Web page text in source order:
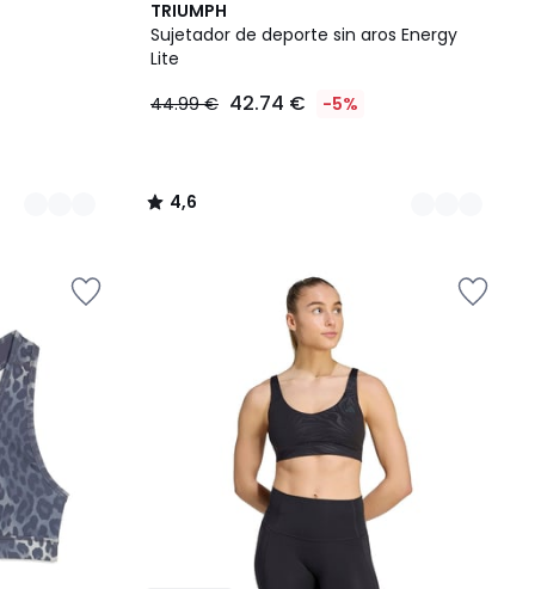
TRIUMPH
Sujetador de deporte sin aros Energy
Lite
44.99 € 42.74 € -5%
4,6
/ 5
2
Colores
4,6
/